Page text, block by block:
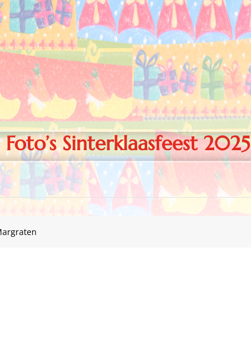
Foto’s Sinterklaasfeest 2025